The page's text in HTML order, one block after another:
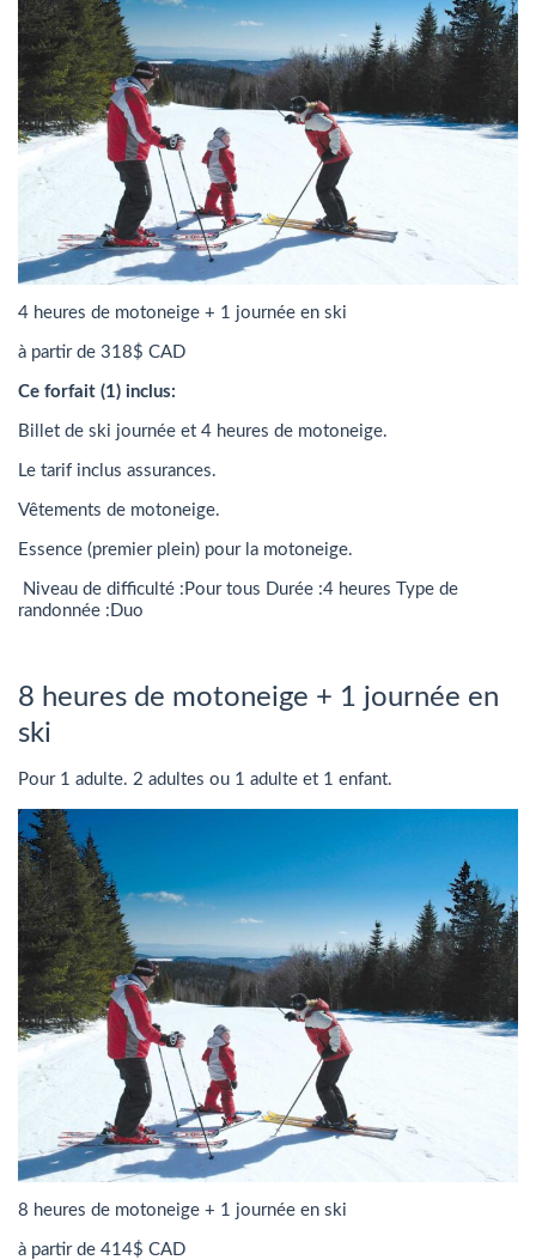
4 heures de motoneige + 1 journée en ski
à partir de 318$ CAD
Ce forfait (1) inclus:
Billet de ski journée et 4 heures de motoneige.
Le tarif inclus assurances.
Vêtements de motoneige.
Essence (premier plein) pour la motoneige.
Niveau de difficulté :Pour tous Durée :4 heures Type de
randonnée :Duo
8 heures de motoneige + 1 journée en
ski
Pour 1 adulte. 2 adultes ou 1 adulte et 1 enfant.
8 heures de motoneige + 1 journée en ski
à partir de 414$ CAD